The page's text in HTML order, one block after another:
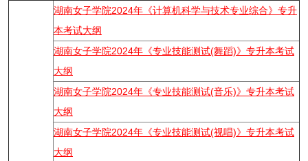
湖南女子学院2024年《计算机科学与技术专业综合》专升
本考试大纲
湖南女子学院2024年《专业技能测试(舞蹈)》专升本考试
大纲
湖南女子学院2024年《专业技能测试(音乐)》专升本考试
大纲
湖南女子学院2024年《专业技能测试(视唱)》专升本考试
大纲